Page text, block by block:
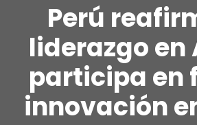
Perú
liderazgo en
participa en
innovación